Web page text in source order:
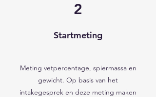
2
Startmeting
Meting vetpercentage, spiermassa en
gewicht. Op basis van het
intakegesprek en deze meting maken